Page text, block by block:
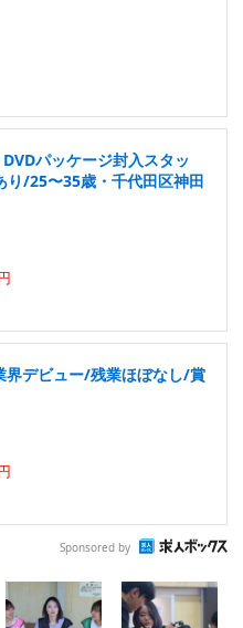
パッケージ封入スタッ
り/25〜35歳・千代田区神田
デビュー/残業ほぼなし/賞
Sponsored by